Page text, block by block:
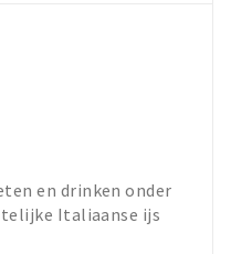
en drinken onder
Italiaanse ijs